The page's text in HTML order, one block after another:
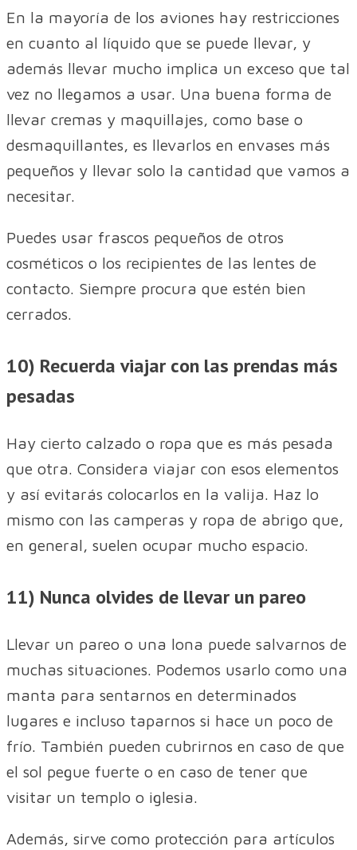
En la mayoría de los aviones hay restricciones
en cuanto al líquido que se puede llevar, y
además llevar mucho implica un exceso que tal
vez no llegamos a usar. Una buena forma de
llevar cremas y maquillajes, como base o
desmaquillantes, es llevarlos en envases más
pequeños y llevar solo la cantidad que vamos a
necesitar.
Puedes usar frascos pequeños de otros
cosméticos o los recipientes de las lentes de
contacto. Siempre procura que estén bien
cerrados.
10) Recuerda viajar con las prendas más
pesadas
Hay cierto calzado o ropa que es más pesada
que otra. Considera viajar con esos elementos
y así evitarás colocarlos en la valija. Haz lo
mismo con las camperas y ropa de abrigo que,
en general, suelen ocupar mucho espacio.
11) Nunca olvides de llevar un pareo
Llevar un pareo o una lona puede salvarnos de
muchas situaciones. Podemos usarlo como una
manta para sentarnos en determinados
lugares e incluso taparnos si hace un poco de
frío. También pueden cubrirnos en caso de que
el sol pegue fuerte o en caso de tener que
visitar un templo o iglesia.
Además, sirve como protección para artículos